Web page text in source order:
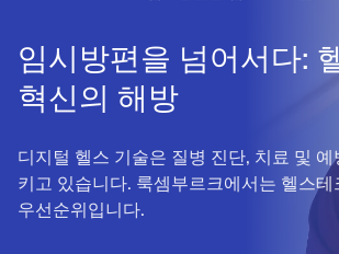
임시방편을 넘어서다:
혁신의 해방
디지털 헬스 기술은 질병 진단, 치료 및
키고 있습니다. 룩셈부르크에서는 헬스
우선순위입니다.